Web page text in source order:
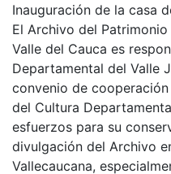
Inauguración de la casa
El Archivo del
Valle del Cauca es
Departamental del Valle
convenio de
del Cultura
esfuerzos para su
divulgación del Archivo
Vallecaucana,